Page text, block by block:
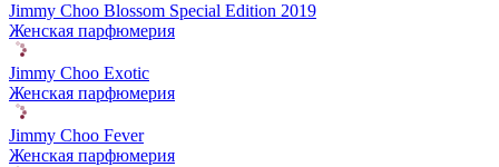
Jimmy Choo Blossom Special Edition 2019
Женская парфюмерия
Jimmy Choo Exotic
Женская парфюмерия
Jimmy Choo Fever
Женская парфюмерия